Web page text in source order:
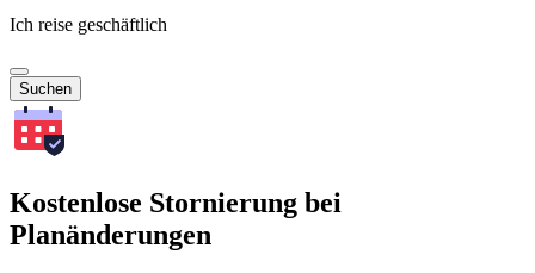
Ich reise geschäftlich
Suchen
Kostenlose Stornierung bei
Planänderungen